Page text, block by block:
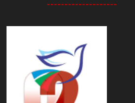
--------------------